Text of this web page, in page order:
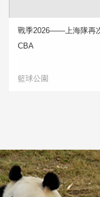
戰季2026——上海隊再
CBA
籃球公園